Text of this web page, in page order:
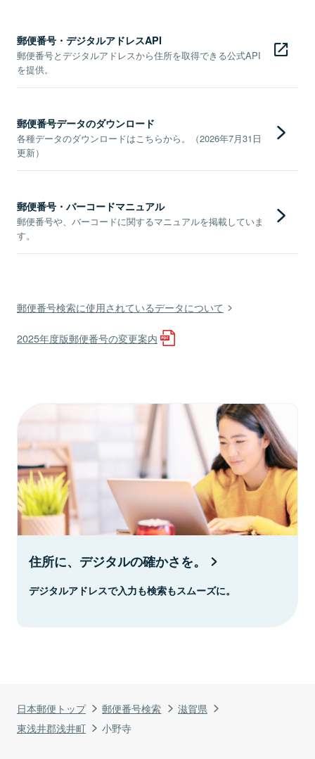
日本郵便トップ 郵便番号検索
滋賀県
東浅井郡浅井町
小野寺
郵便番号・デジタルアドレスAPI
郵便番号とデジタルアドレスから住所を取得できる公式API
を提供。
郵便番号データのダウンロード
各種データのダウンロードはこちらから。（2026年7月31日
更新）
郵便番号・バーコードマニュアル
郵便番号や、バーコードに関するマニュアルを掲載していま
す。
郵便番号検索に使用されているデータについて
2025年度版郵便番号の変更案内
住所に、デジタルの確かさを。
デジタルアドレスで入力も検索もスムーズに。